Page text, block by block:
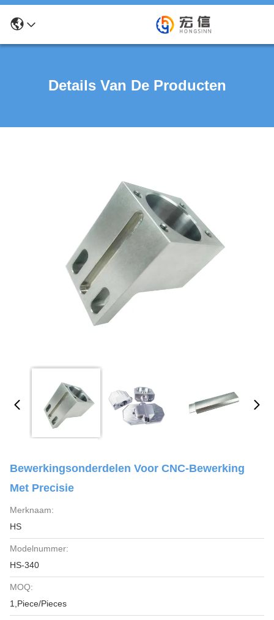
Details Van De Producten
Bewerkingsonderdelen Voor CNC-Bewerking
Met Precisie
Merknaam:
HS
Modelnummer:
HS-340
MOQ:
1,Piece/Pieces